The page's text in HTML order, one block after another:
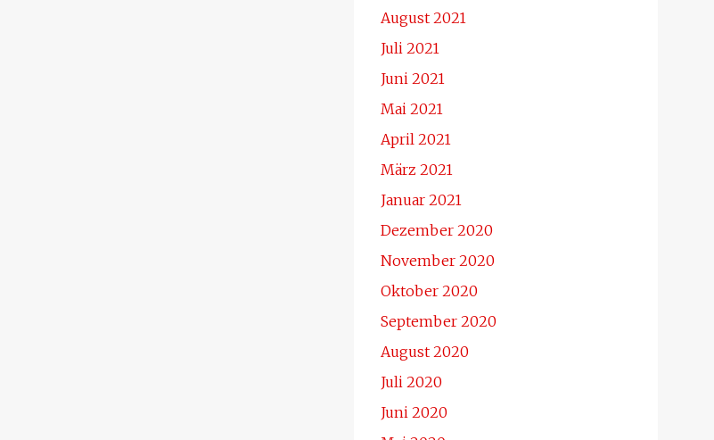
August 2021
Juli 2021
Juni 2021
Mai 2021
April 2021
März 2021
Januar 2021
Dezember 2020
November 2020
Oktober 2020
September 2020
August 2020
Juli 2020
Juni 2020